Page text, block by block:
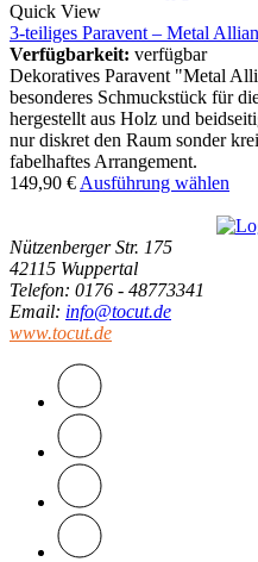
Quick View
3-teiliges Paravent – Metal
Verfügbarkeit: verfügbar
Dekoratives Paravent "Metal
besonderes Schmuckstück für
hergestellt aus Holz und
nur diskret den Raum sonder
fabelhaftes Arrangement.
149,90 € Ausführung wählen
Nützenberger Str. 175
42115 Wuppertal
Telefon: 0176 - 48773341
Email: info@tocut.de
www.tocut.de